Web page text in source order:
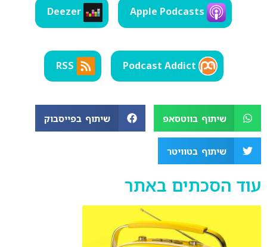
EMBED
Apple Podcasts
Deezer
Podcast Addict
RSS
שיתוף בווטסאפ שיתוף בפייסבוק
שיתוף בטוויטר
עוד הסכתים באתר